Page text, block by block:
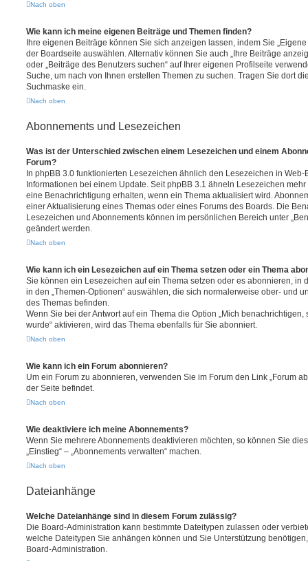
Nach oben
Wie kann ich meine eigenen Beiträge und Themen finden?
Ihre eigenen Beiträge können Sie sich anzeigen lassen, indem Sie
der Boardseite auswählen. Alternativ können Sie auch „Ihre Beiträge
oder „Beiträge des Benutzers suchen“ auf Ihrer eigenen Profilseite
Suche, um nach von Ihnen erstellen Themen zu suchen. Tragen Sie dort
Suchmaske ein.
Nach oben
Abonnements und Lesezeichen
Was ist der Unterschied zwischen einem Lesezeichen und einem
Forum?
In phpBB 3.0 funktionierten Lesezeichen ähnlich den Lesezeichen in
Informationen bei einem Update. Seit phpBB 3.1 ähneln Lesezeichen
eine Benachrichtigung erhalten, wenn ein Thema aktualisiert wird.
einer Aktualisierung eines Themas oder eines Forums des Boards. Die
Lesezeichen und Abonnements können im persönlichen Bereich unter
geändert werden.
Nach oben
Wie kann ich ein Lesezeichen auf ein Thema setzen oder ein Thema
Sie können ein Lesezeichen auf ein Thema setzen oder es abonnieren, in
in den „Themen-Optionen“ auswählen, die sich normalerweise ober- und
des Themas befinden.
Wenn Sie bei der Antwort auf ein Thema die Option „Mich
wurde“ aktivieren, wird das Thema ebenfalls für Sie abonniert.
Nach oben
Wie kann ich ein Forum abonnieren?
Um ein Forum zu abonnieren, verwenden Sie im Forum den Link „Forum
der Seite befindet.
Nach oben
Wie deaktiviere ich meine Abonnements?
Wenn Sie mehrere Abonnements deaktivieren möchten, so können Sie
„Einstieg“ – „Abonnements verwalten“ machen.
Nach oben
Dateianhänge
Welche Dateianhänge sind in diesem Forum zulässig?
Die Board-Administration kann bestimmte Dateitypen zulassen oder
welche Dateitypen Sie anhängen können und Sie Unterstützung
Board-Administration.